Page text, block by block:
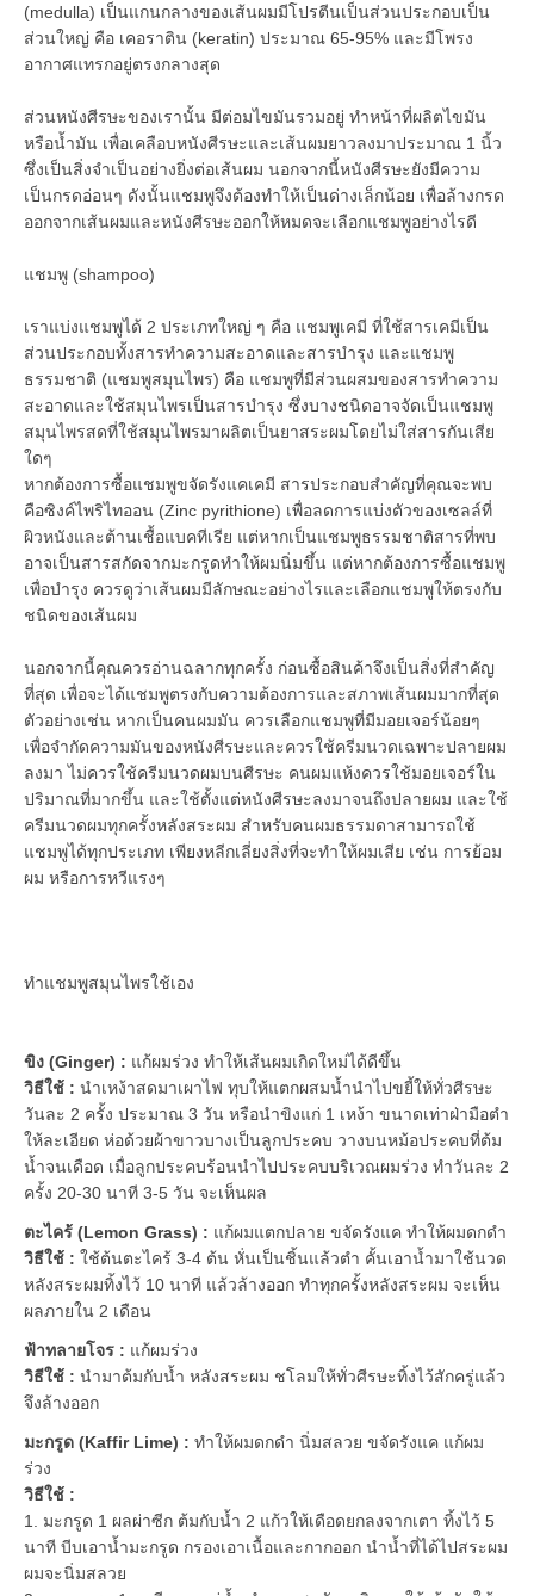
(medulla) เป็นแกนกลางของเส้นผมมีโปรตีนเป็นส่วนประกอบเป็น
ส่วนใหญ่ คือ เคอราติน (keratin) ประมาณ 65-95% และมีโพรง
อากาศแทรกอยู่ตรงกลางสุด
ส่วนหนังศีรษะของเรานั้น มีต่อมไขมันรวมอยู่ ทำหน้าที่ผลิตไขมัน
หรือน้ำมัน เพื่อเคลือบหนังศีรษะและเส้นผมยาวลงมาประมาณ 1 นิ้ว
ซึ่งเป็นสิ่งจำเป็นอย่างยิ่งต่อเส้นผม นอกจากนี้หนังศีรษะยังมีความ
เป็นกรดอ่อนๆ ดังนั้นแชมพูจึงต้องทำให้เป็นด่างเล็กน้อย เพื่อล้างกรด
ออกจากเส้นผมและหนังศีรษะออกให้หมดจะเลือกแชมพูอย่างไรดี
แชมพู (shampoo)
เราแบ่งแชมพูได้ 2 ประเภทใหญ่ ๆ คือ แชมพูเคมี ที่ใช้สารเคมีเป็น
ส่วนประกอบทั้งสารทำความสะอาดและสารบำรุง และแชมพู
ธรรมชาติ (แชมพูสมุนไพร) คือ แชมพูที่มีส่วนผสมของสารทำความ
สะอาดและใช้สมุนไพรเป็นสารบำรุง ซึ่งบางชนิดอาจจัดเป็นแชมพู
สมุนไพรสดที่ใช้สมุนไพรมาผลิตเป็นยาสระผมโดยไม่ใส่สารกันเสีย
ใดๆ
หากต้องการซื้อแชมพูขจัดรังแคเคมี สารประกอบสำคัญที่คุณจะพบ
คือซิงค์ไพริไทออน (Zinc pyrithione) เพื่อลดการแบ่งตัวของเซลล์ที่
ผิวหนังและต้านเชื้อแบคทีเรีย แต่หากเป็นแชมพูธรรมชาติสารที่พบ
อาจเป็นสารสกัดจากมะกรูดทำให้ผมนิ่มขึ้น แต่หากต้องการซื้อแชมพู
เพื่อบำรุง ควรดูว่าเส้นผมมีลักษณะอย่างไรและเลือกแชมพูให้ตรงกับ
ชนิดของเส้นผม
นอกจากนี้คุณควรอ่านฉลากทุกครั้ง ก่อนซื้อสินค้าจึงเป็นสิ่งที่สำคัญ
ที่สุด เพื่อจะได้แชมพูตรงกับความต้องการและสภาพเส้นผมมากที่สุด
ตัวอย่างเช่น หากเป็นคนผมมัน ควรเลือกแชมพูที่มีมอยเจอร์น้อยๆ
เพื่อจำกัดความมันของหนังศีรษะและควรใช้ครีมนวดเฉพาะปลายผม
ลงมา ไม่ควรใช้ครีมนวดผมบนศีรษะ คนผมแห้งควรใช้มอยเจอร์ใน
ปริมาณที่มากขึ้น และใช้ตั้งแต่หนังศีรษะลงมาจนถึงปลายผม และใช้
ครีมนวดผมทุกครั้งหลังสระผม สำหรับคนผมธรรมดาสามารถใช้
แชมพูได้ทุกประเภท เพียงหลีกเลี่ยงสิ่งที่จะทำให้ผมเสีย เช่น การย้อม
ผม หรือการหวีแรงๆ
ทำแชมพูสมุนไพรใช้เอง
ขิง (Ginger) : แก้ผมร่วง ทำให้เส้นผมเกิดใหม่ได้ดีขึ้น
วิธีใช้ : นำเหง้าสดมาเผาไฟ ทุบให้แตกผสมน้ำนำไปขยี้ให้ทั่วศีรษะ
วันละ 2 ครั้ง ประมาณ 3 วัน หรือนำขิงแก่ 1 เหง้า ขนาดเท่าฝ่ามือตำ
ให้ละเอียด ห่อด้วยผ้าขาวบางเป็นลูกประคบ วางบนหม้อประคบที่ต้ม
น้ำจนเดือด เมื่อลูกประคบร้อนนำไปประคบบริเวณผมร่วง ทำวันละ 2
ครั้ง 20-30 นาที 3-5 วัน จะเห็นผล
ตะไคร้ (Lemon Grass) : แก้ผมแตกปลาย ขจัดรังแค ทำให้ผมดกดำ
วิธีใช้ : ใช้ต้นตะไคร้ 3-4 ต้น หั่นเป็นชิ้นแล้วตำ คั้นเอาน้ำมาใช้นวด
หลังสระผมทิ้งไว้ 10 นาที แล้วล้างออก ทำทุกครั้งหลังสระผม จะเห็น
ผลภายใน 2 เดือน
ฟ้าทลายโจร : แก้ผมร่วง
วิธีใช้ : นำมาต้มกับน้ำ หลังสระผม ชโลมให้ทั่วศีรษะทิ้งไว้สักครู่แล้ว
จึงล้างออก
มะกรูด (Kaffir Lime) : ทำให้ผมดกดำ นิ่มสลวย ขจัดรังแค แก้ผม
ร่วง
วิธีใช้ :
1. มะกรูด 1 ผลผ่าซีก ต้มกับน้ำ 2 แก้วให้เดือดยกลงจากเตา ทิ้งไว้ 5
นาที บีบเอาน้ำมะกรูด กรองเอาเนื้อและกากออก นำน้ำที่ได้ไปสระผม
ผมจะนิ่มสลวย